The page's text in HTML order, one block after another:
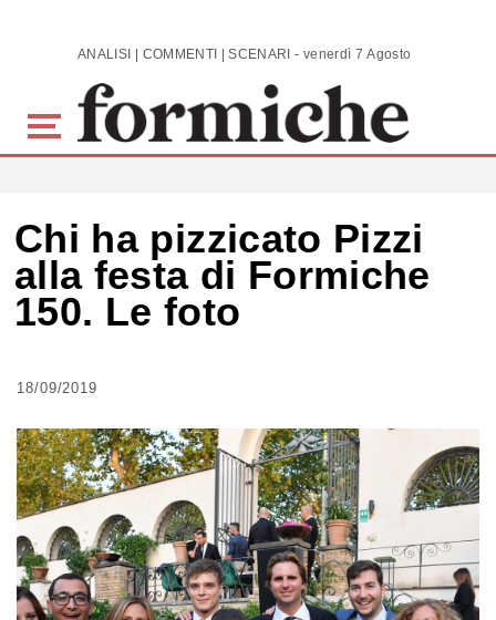
Skip to main content ANALISI | COMMENTI | SCENARI - venerdì 7 Agosto 2026
Chi ha pizzicato Pizzi
alla festa di Formiche
150. Le foto
18/09/2019